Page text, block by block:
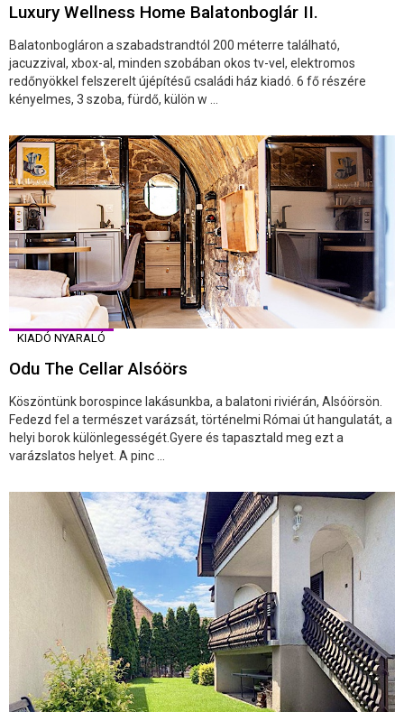
Luxury Wellness Home Balatonboglár II.
Balatonbogláron a szabadstrandtól 200 méterre található,
jacuzzival, xbox-al, minden szobában okos tv-vel, elektromos
redőnyökkel felszerelt újépítésű családi ház kiadó. 6 fő részére
kényelmes, 3 szoba, fürdő, külön w ...
KIADÓ NYARALÓ
Odu The Cellar Alsóörs
Köszöntünk borospince lakásunkba, a balatoni riviérán, Alsóörsön.
Fedezd fel a természet varázsát, történelmi Római út hangulatát, a
helyi borok különlegességét.Gyere és tapasztald meg ezt a
varázslatos helyet. A pinc ...